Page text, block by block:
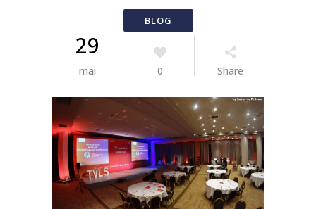
29
mai 0 Share